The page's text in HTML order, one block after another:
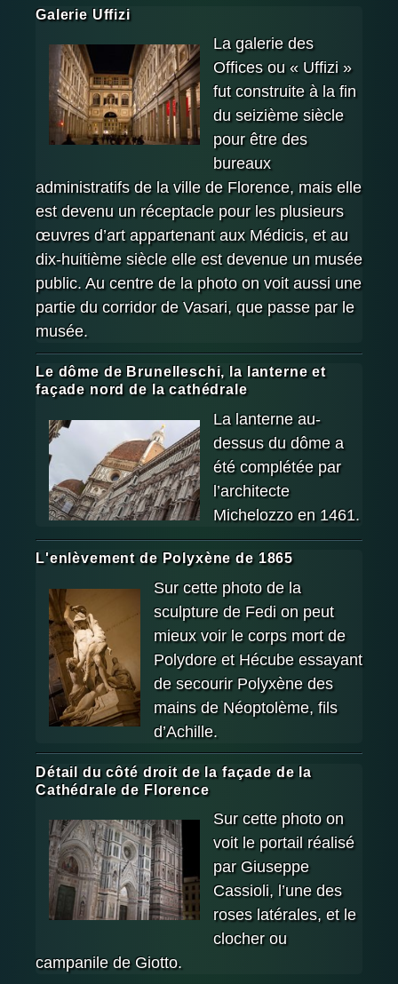
Galerie Uffizi
La galerie des
Offices ou « Uffizi »
fut construite à la fin
du seizième siècle
pour être des
bureaux
administratifs de la ville de Florence, mais elle
est devenu un réceptacle pour les plusieurs
œuvres d’art appartenant aux Médicis, et au
dix-huitième siècle elle est devenue un musée
public. Au centre de la photo on voit aussi une
partie du corridor de Vasari, que passe par le
musée.
Le dôme de Brunelleschi, la lanterne et
façade nord de la cathédrale
La lanterne au-
dessus du dôme a
été complétée par
l’architecte
Michelozzo en 1461.
L'enlèvement de Polyxène de 1865
Sur cette photo de la
sculpture de Fedi on peut
mieux voir le corps mort de
Polydore et Hécube essayant
de secourir Polyxène des
mains de Néoptolème, fils
d’Achille.
Détail du côté droit de la façade de la
Cathédrale de Florence
Sur cette photo on
voit le portail réalisé
par Giuseppe
Cassioli, l’une des
roses latérales, et le
clocher ou
campanile de Giotto.